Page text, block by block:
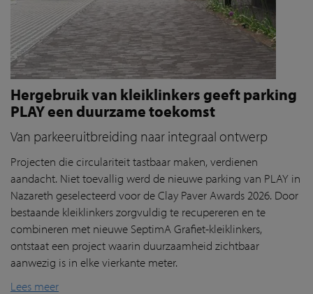
Hergebruik van kleiklinkers geeft parking
PLAY een duurzame toekomst
Van parkeeruitbreiding naar integraal ontwerp
Projecten die circulariteit tastbaar maken, verdienen
aandacht. Niet toevallig werd de nieuwe parking van PLAY in
Nazareth geselecteerd voor de Clay Paver Awards 2026. Door
bestaande kleiklinkers zorgvuldig te recupereren en te
combineren met nieuwe SeptimA Grafiet-kleiklinkers,
ontstaat een project waarin duurzaamheid zichtbaar
aanwezig is in elke vierkante meter.
Lees meer